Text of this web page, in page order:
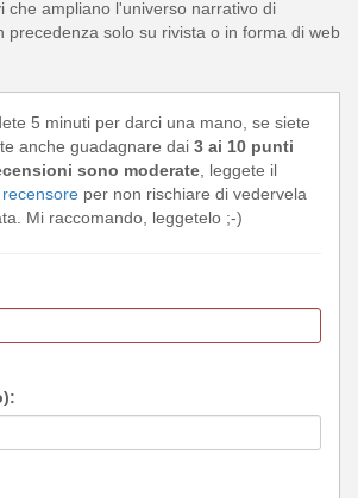
che ampliano l'universo narrativo di
precedenza solo su rivista o in forma di web
5 minuti per darci una mano, se siete
anche guadagnare dai 3 ai 10 punti
sono moderate, leggete il
per non rischiare di vedervela
Mi raccomando, leggetelo ;-)